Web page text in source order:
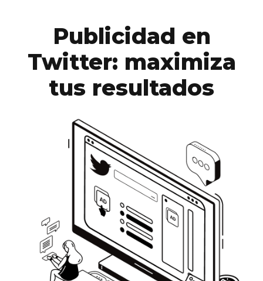
Publicidad en
Twitter: maximiza
tus resultados